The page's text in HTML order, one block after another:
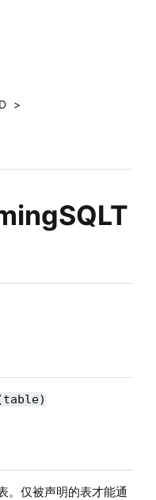
D
。仅被声明的表才能通